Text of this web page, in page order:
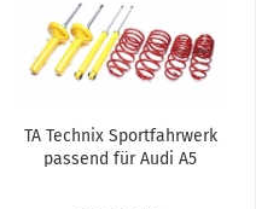
TA Tech­nix Sport­fahr­werk
pas­send für Audi A5